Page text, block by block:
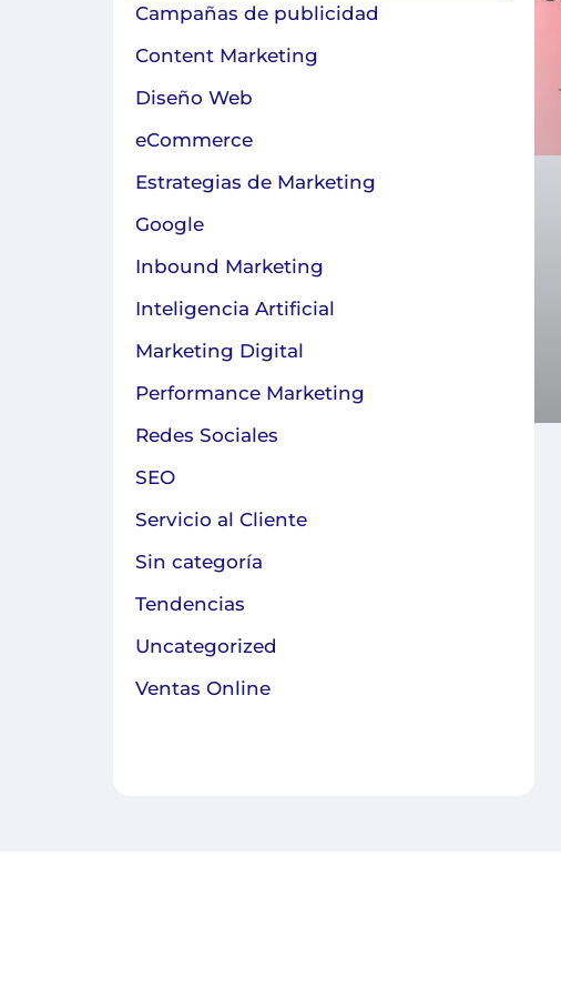
Campañas de publicidad
Content Marketing
Diseño Web
eCommerce
Estrategias de Marketing
Google
Inbound Marketing
Inteligencia Artificial
Marketing Digital
Performance Marketing
Redes Sociales
SEO
Servicio al Cliente
Sin categoría
Tendencias
Uncategorized
Ventas Online